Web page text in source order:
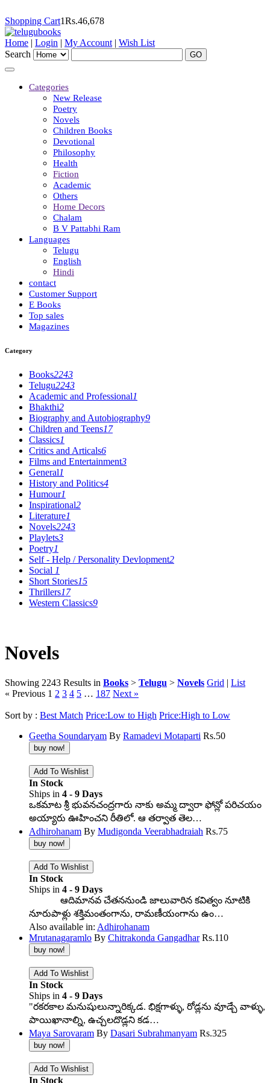
Shopping Cart1Rs.46,678
Home | Login | My Account | Wish List
Search
Categories
New Release
Poetry
Novels
Children Books
Devotional
Philosophy
Health
Fiction
Academic
Others
Home Decors
Chalam
B V Pattabhi Ram
Languages
Telugu
English
Hindi
contact
Customer Support
E Books
Top sales
Magazines
Category
Books2243
Telugu2243
Academic and Professional1
Bhakthi2
Biography and Autobiography9
Children and Teens17
Classics1
Critics and Articals6
Films and Entertainment3
General1
History and Politics4
Humour1
Inspirational2
Literature1
Novels2243
Playlets3
Poetry1
Self - Help / Personality Devlopment2
Social 1
Short Stories15
Thrillers17
Western Classics9
Novels
Showing 2243 Results in Books > Telugu > Novels Grid | List
« Previous 1 2 3 4 5 … 187 Next »
Sort by : Best Match Price:Low to High Price:High to Low
Geetha Soundaryam By Ramadevi Motaparti Rs.50
In Stock
Ships in 4 - 9 Days
ఒకమాట శ్రీ భువనచంద్రగారు నాకు అమ్మ ద్వారా ఫోన్లో పరిచయం
అయ్యారు ఊహించని రీతిలో. ఆ తర్వాత తెల…
Adhirohanam By Mudigonda Veerabhadraiah Rs.75
In Stock
Ships in 4 - 9 Days
ఆదిమానవ చేతననుండి జాలువారిన కవిత్వం నూటికి
నూరుపాళ్లు శక్తిమంతంగాను, రామణీయంగాను ఉం…
Also available in: Adhirohanam
Mrutanagaramlo By Chitrakonda Gangadhar Rs.110
In Stock
Ships in 4 - 9 Days
"రకరకాల మనుషులున్నారిక్కడ. భిక్షగాళ్ళు, రోడ్లను వూడ్చే వాళ్ళు,
పాయిఖానాల్ని, ఉచ్చలదొడ్లని కడ…
Maya Sarovaram By Dasari Subrahmanyam Rs.325
In Stock